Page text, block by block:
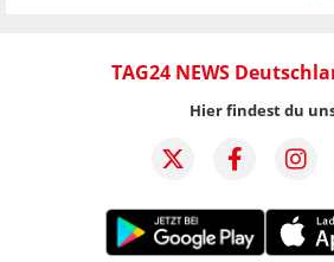
TAG24 NEWS
Hier findest du